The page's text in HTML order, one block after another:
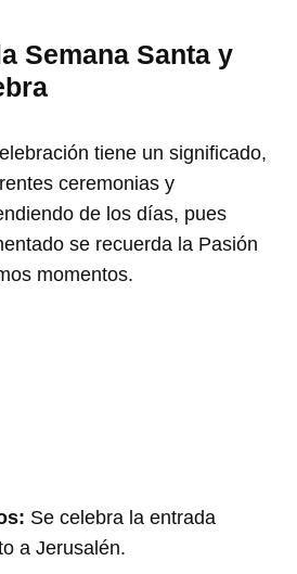
Semana Santa y
tiene un significado,
ceremonias y
de los días, pues
se recuerda la Pasión
momentos.
Se celebra la entrada
a Jerusalén.